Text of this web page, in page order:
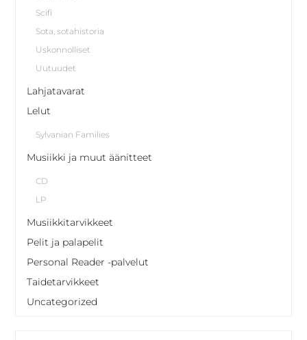
Scifi
Sota, sotahistoria
Uskonnolliset
Uutuudet
Lahjatavarat
Lelut
Sylvanian Families
Musiikki ja muut äänitteet
CD
LP
Musiikkitarvikkeet
Pelit ja palapelit
Personal Reader -palvelut
Taidetarvikkeet
Uncategorized